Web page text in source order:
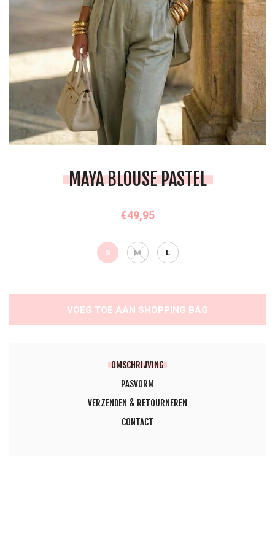
MAYA BLOUSE PASTEL
€49,95
OMSCHRIJVING
PASVORM
VERZENDEN & RETOURNEREN
CONTACT
S M L
VOEG TOE AAN SHOPPING BAG